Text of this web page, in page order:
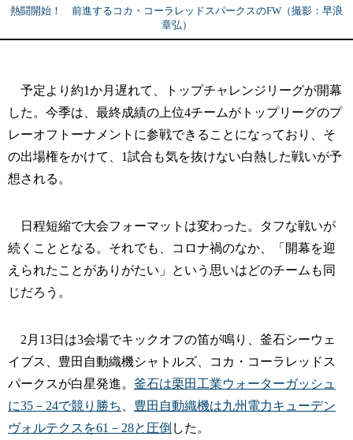
熱闘開始！ 前進するコカ・コーラレッドスパークスのFW（撮影：早浪
章弘）
予定より約1か月遅れて、トップチャレンジリーグが開幕
した。今季は、最終成績の上位4チームがトップリーグのプ
レーオフトーナメントに参戦できることになっており、そ
の出場権をかけて、1試合も気を抜けない白熱した戦いが予
想される。
日程短縮で大会フォーマットは変わった。タフな戦いが
続くこととなる。それでも、コロナ禍のなか、「開幕を迎
えられたことがありがたい」という思いはどのチームも同
じだろう。
2月13日は3会場でキックオフの笛が鳴り、釜石シーウェ
イブス、豊田自動織機シャトルズ、コカ・コーラレッドス
パークスが白星発進。 釜石は栗田工業ウォーターガッシュ
に35－24で競り勝ち 、 豊田自動織機は九州電力キューデン
ヴォルテクスを61－28と圧倒 した。